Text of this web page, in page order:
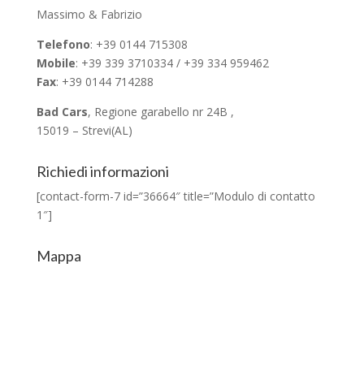
Massimo & Fabrizio
Telefono: +39 0144 715308
Mobile: +39 339 3710334 / +39 334 959462
Fax: +39 0144 714288
Bad Cars, Regione garabello nr 24B ,
15019 – Strevi(AL)
Richiedi informazioni
[contact-form-7 id=”36664″ title=”Modulo di contatto
1″]
Mappa